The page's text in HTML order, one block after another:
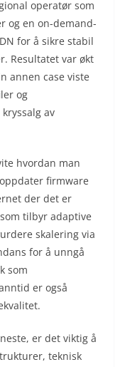
operatør som
og en on-demand-
for å sikre stabil
Resultatet var økt
annen case viste
og
av
hvordan man
firmware
der det er
tilbyr adaptive
skalering via
for å unngå
som
er også
er det viktig å
teknisk